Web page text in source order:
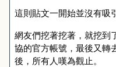
這則貼文一開始並沒有吸
網友們挖著挖著，就挖到
協的官方帳號，最後又轉
後，所有人嘆為觀止。